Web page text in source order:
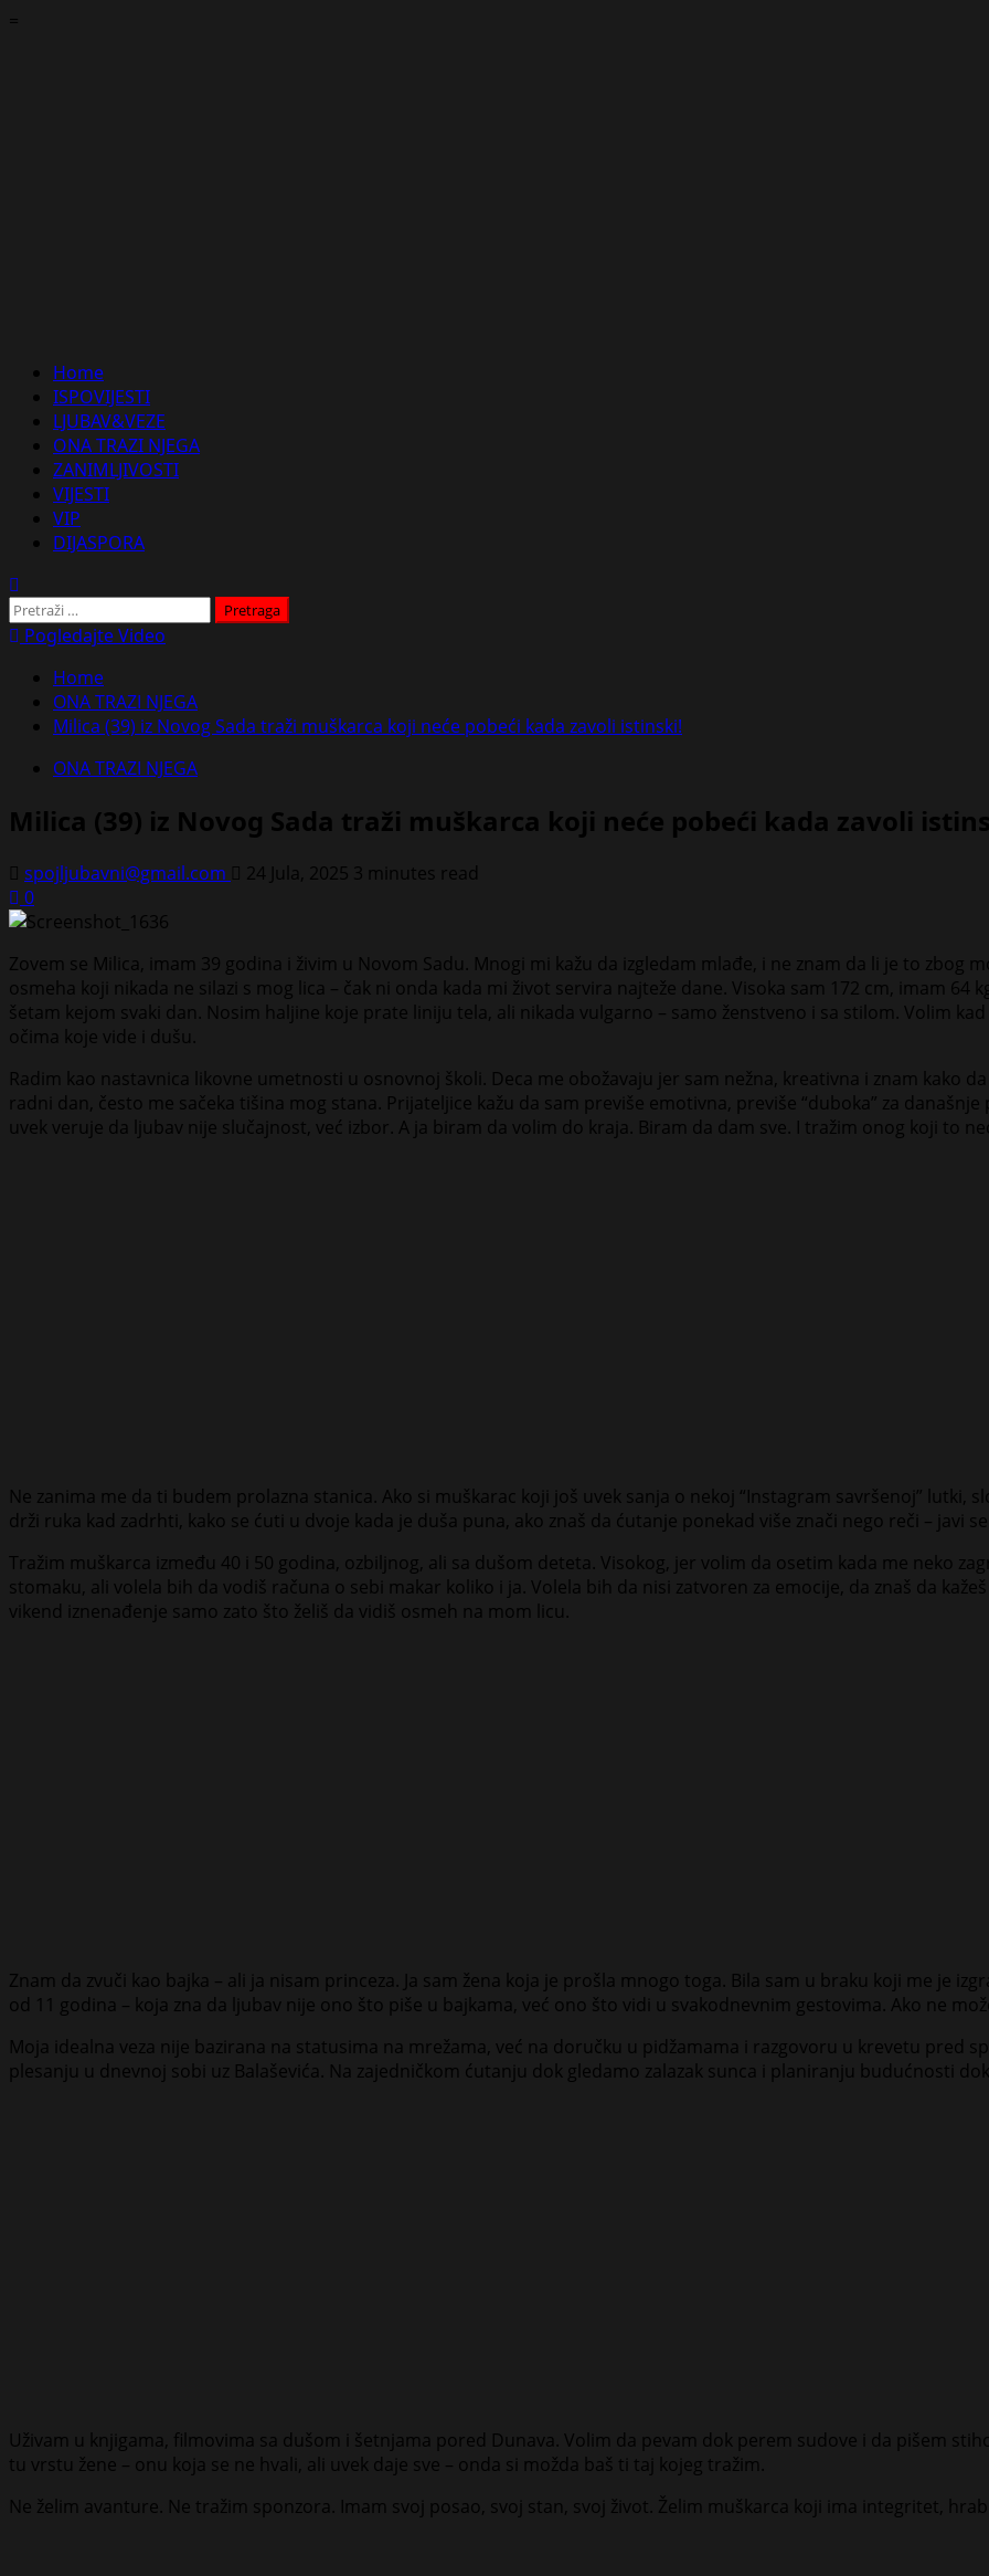
Skip
=
Primary
Menu
Home
ISPOVIJESTI
LJUBAV&VEZE
ONA TRAZI NJEGA
ZANIMLJIVOSTI
VIJESTI
VIP
DIJASPORA
Pretraga:
Pogledajte Video
Home
ONA TRAZI NJEGA
Milica (39) iz Novog Sada traži muškarca koji neće pobeći kada zavoli istinski!
ONA TRAZI NJEGA
Milica (39) iz Novog Sada traži muškarca koji neće pobeći kada zavoli
spojljubavni@gmail.com 24 Jula, 2025 3 minutes read
0
Zovem se Milica, imam 39 godina i živim u Novom Sadu. Mnogi mi kažu da izgledam mlađe, i ne znam da li je to zbog
osmeha koji nikada ne silazi s mog lica – čak ni onda kada mi život servira najteže dane. Visoka sam 172 cm, imam
šetam kejom svaki dan. Nosim haljine koje prate liniju tela, ali nikada vulgarno – samo ženstveno i sa stilom. Volim
očima koje vide i dušu.
Radim kao nastavnica likovne umetnosti u osnovnoj školi. Deca me obožavaju jer sam nežna, kreativna i znam kako
radni dan, često me sačeka tišina mog stana. Prijateljice kažu da sam previše emotivna, previše “duboka” za
uvek veruje da ljubav nije slučajnost, već izbor. A ja biram da volim do kraja. Biram da dam sve. I tražim onog koji to
Ne zanima me da ti budem prolazna stanica. Ako si muškarac koji još uvek sanja o nekoj “Instagram savršenoj” lutki,
drži ruka kad zadrhti, kako se ćuti u dvoje kada je duša puna, ako znaš da ćutanje ponekad više znači nego reči – javi
Tražim muškarca između 40 i 50 godina, ozbiljnog, ali sa dušom deteta. Visokog, jer volim da osetim kada me neko
stomaku, ali volela bih da vodiš računa o sebi makar koliko i ja. Volela bih da nisi zatvoren za emocije, da znaš da
vikend iznenađenje samo zato što želiš da vidiš osmeh na mom licu.
Znam da zvuči kao bajka – ali ja nisam princeza. Ja sam žena koja je prošla mnogo toga. Bila sam u braku koji me je
od 11 godina – koja zna da ljubav nije ono što piše u bajkama, već ono što vidi u svakodnevnim gestovima. Ako ne
Moja idealna veza nije bazirana na statusima na mrežama, već na doručku u pidžamama i razgovoru u krevetu pred
plesanju u dnevnoj sobi uz Balaševića. Na zajedničkom ćutanju dok gledamo zalazak sunca i planiranju budućnosti
Uživam u knjigama, filmovima sa dušom i šetnjama pored Dunava. Volim da pevam dok perem sudove i da pišem
tu vrstu žene – onu koja se ne hvali, ali uvek daje sve – onda si možda baš ti taj kojeg tražim.
Ne želim avanture. Ne tražim sponzora. Imam svoj posao, svoj stan, svoj život. Želim muškarca koji ima integritet,